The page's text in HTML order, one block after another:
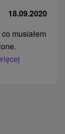
18.09.2020
musiałem